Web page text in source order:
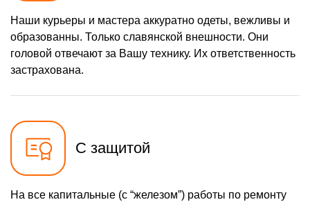
Наши курьеры и мастера аккуратно одеты, вежливы и
образованны. Только славянской внешности. Они
головой отвечают за Вашу технику. Их ответственность
застрахована.
С защитой
На все капитальные (с “железом”) работы по ремонту